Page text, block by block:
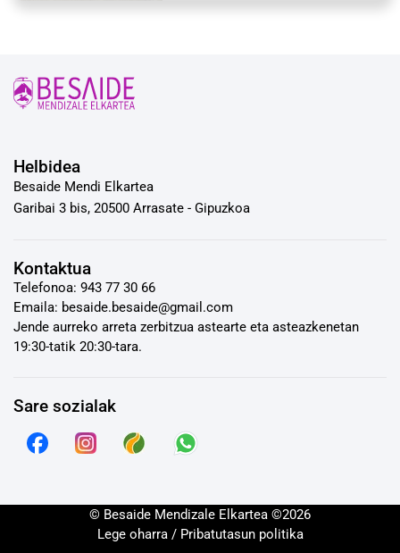
Helbidea
Besaide Mendi Elkartea
Garibai 3 bis, 20500 Arrasate - Gipuzkoa
Kontaktua
Telefonoa: 943 77 30 66
Emaila: besaide.besaide@gmail.com
Jende aurreko arreta zerbitzua astearte eta asteazkenetan
19:30-tatik 20:30-tara.
Sare sozialak
© Besaide Mendizale Elkartea ©2026
Lege oharra / Pribatutasun politika